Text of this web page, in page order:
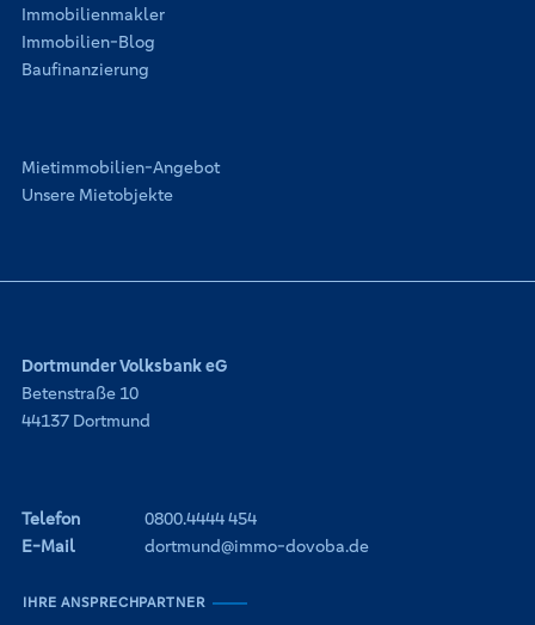
Immobilienmakler
Immobilien-Blog
Baufinanzierung
Mietimmobilien-Angebot
Unsere Mietobjekte
Dortmunder Volksbank eG
Betenstraße 10
44137 Dortmund
Telefon
0800.4444 454
E-Mail
dortmund@immo-dovoba.de
IHRE ANSPRECHPARTNER